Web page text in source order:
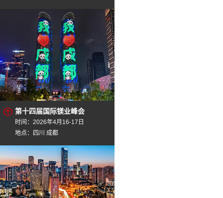
第十四届国际镁业峰会
时间：2026年4月16-17日
地点：四川 成都